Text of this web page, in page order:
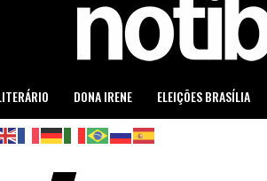
DONA IRENE ELEIÇÕES BRASÍLIA